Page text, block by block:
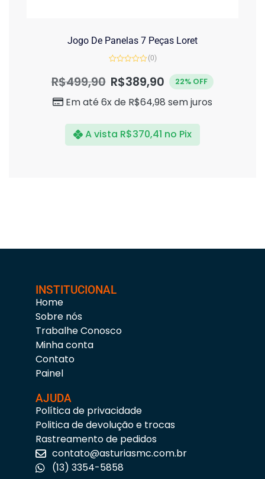
Jogo De Panelas 7 Peças Loret
de
(0)
R$499,90 R$389,90 22% OFF
Em até 6x de R$64,98 sem juros
A vista R$370,41 no Pix
INSTITUCIONAL
Home
Sobre nós
Trabalhe Conosco
Minha conta
Contato
Painel
AJUDA
Política de privacidade
Politica de devolução e trocas
Rastreamento de pedidos
contato@asturiasmc.com.br
(13) 3354-5858